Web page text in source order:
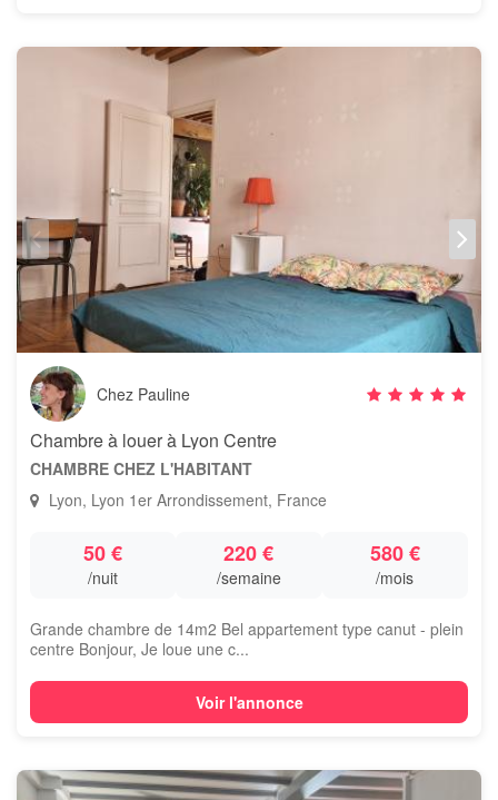
Chez Pauline
Chambre à louer à Lyon Centre
CHAMBRE CHEZ L'HABITANT
Lyon, Lyon 1er Arrondissement, France
50 €
/nuit
220 €
/semaine
580 €
/mois
Grande chambre de 14m2 Bel appartement type canut - plein
centre Bonjour, Je loue une c...
Voir l'annonce